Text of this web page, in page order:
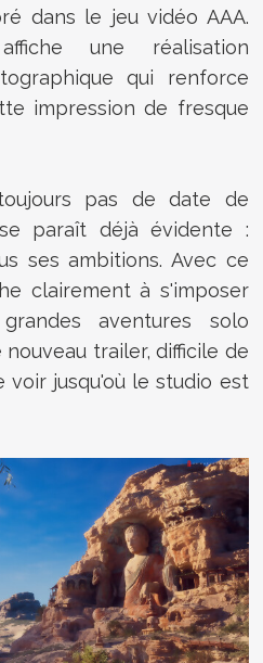
dans le jeu vidéo AAA.
une réalisation
qui renforce
impression de fresque
pas de date de
paraît déjà évidente :
ses ambitions. Avec ce
clairement à s'imposer
aventures solo
trailer, difficile de
voir jusqu'où le studio est